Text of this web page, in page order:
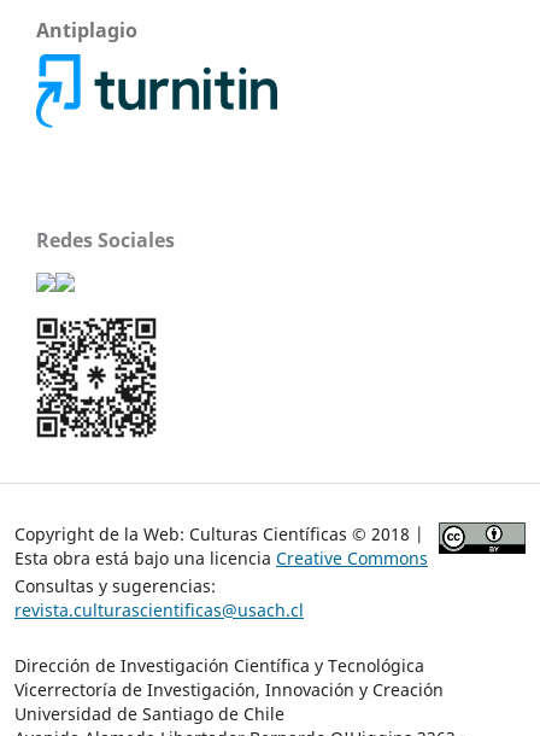
Antiplagio
Redes Sociales
Copyright de la Web: Culturas Científicas © 2018 |
Esta obra está bajo una licencia Creative Commons
Consultas y sugerencias:
revista.culturascientificas@usach.cl
Dirección de Investigación Científica y Tecnológica
Vicerrectoría de Investigación, Innovación y Creación
Universidad de Santiago de Chile